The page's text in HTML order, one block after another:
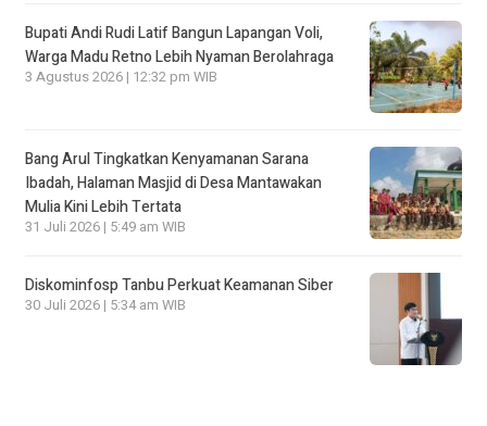
Bupati Andi Rudi Latif Bangun Lapangan Voli,
Warga Madu Retno Lebih Nyaman Berolahraga
3 Agustus 2026 | 12:32 pm WIB
Bang Arul Tingkatkan Kenyamanan Sarana
Ibadah, Halaman Masjid di Desa Mantawakan
Mulia Kini Lebih Tertata
31 Juli 2026 | 5:49 am WIB
Diskominfosp Tanbu Perkuat Keamanan Siber
30 Juli 2026 | 5:34 am WIB